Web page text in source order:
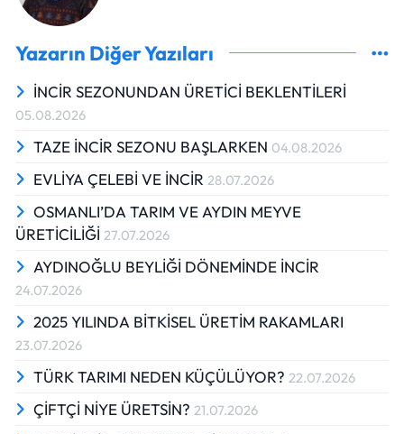
Yazarın Diğer Yazıları
İNCİR SEZONUNDAN ÜRETİCİ BEKLENTİLERİ
05.08.2026
TAZE İNCİR SEZONU BAŞLARKEN 04.08.2026
EVLİYA ÇELEBİ VE İNCİR 28.07.2026
OSMANLI’DA TARIM VE AYDIN MEYVE
ÜRETİCİLİĞİ 27.07.2026
AYDINOĞLU BEYLİĞİ DÖNEMİNDE İNCİR
24.07.2026
2025 YILINDA BİTKİSEL ÜRETİM RAKAMLARI
23.07.2026
TÜRK TARIMI NEDEN KÜÇÜLÜYOR? 22.07.2026
ÇİFTÇİ NİYE ÜRETSİN? 21.07.2026